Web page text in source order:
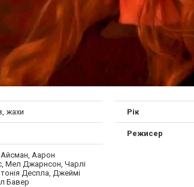
жахи
Аарон
Мел Джарнсон, Чарлі
Деспла, Джеймі
Бавер
Рік
Режисер